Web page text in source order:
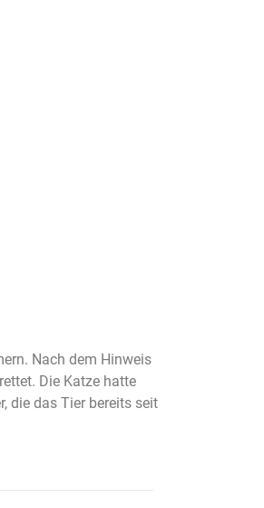
Nach dem Hinweis
Die Katze hatte
die das Tier bereits seit